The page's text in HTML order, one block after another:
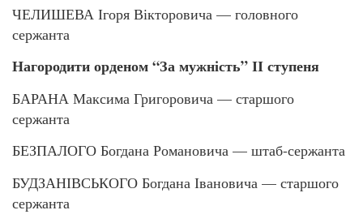
ЧЕЛИШЕВА Ігоря Вікторовича — головного
сержанта
Нагородити орденом “За мужність” ІІ ступеня
БАРАНА Максима Григоровича — старшого
сержанта
БЕЗПАЛОГО Богдана Романовича — штаб-сержанта
БУДЗАНІВСЬКОГО Богдана Івановича — старшого
сержанта